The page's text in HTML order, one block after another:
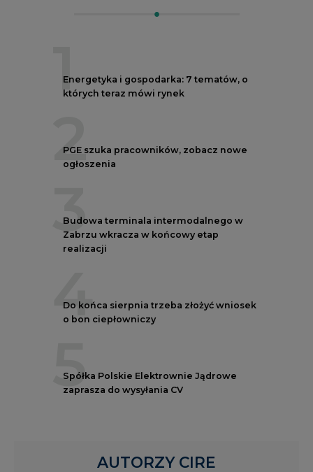
1
Energetyka i gospodarka: 7 tematów, o
których teraz mówi rynek
2
PGE szuka pracowników, zobacz nowe
ogłoszenia
3
Budowa terminala intermodalnego w
Zabrzu wkracza w końcowy etap
realizacji
4
Do końca sierpnia trzeba złożyć wniosek
o bon ciepłowniczy
5
Spółka Polskie Elektrownie Jądrowe
zaprasza do wysyłania CV
AUTORZY CIRE